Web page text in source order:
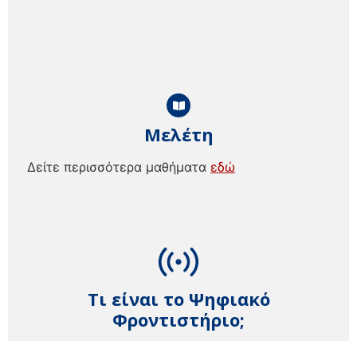
Τι είναι το Ψηφιακό
Φροντιστήριο;
Μελέτη
Δείτε περισσότερα μαθήματα εδώ